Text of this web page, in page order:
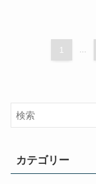
1 ...
カテゴリー